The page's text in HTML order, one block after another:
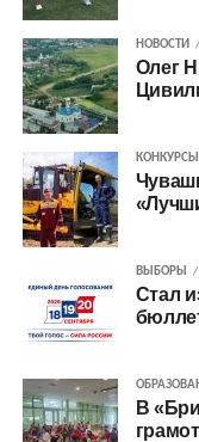
НОВОСТИ
Олег
КОНКУРСЫ
ВЫБОРЫ
Стал
В